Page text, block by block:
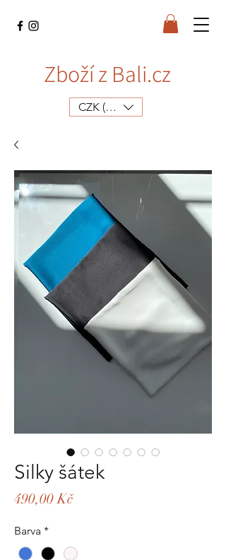
Zboží z Bali.cz
CZK (Kč)
Silky šátek
490,00 KčCena
Barva *